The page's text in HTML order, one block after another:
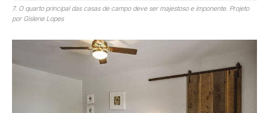
7. O quarto principal das casas de campo deve ser majestoso e imponente. Projeto
por Gislene Lopes